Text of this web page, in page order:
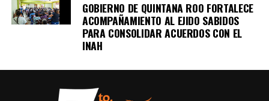
GOBIERNO DE QUINTANA ROO FORTALECE
ACOMPAÑAMIENTO AL EJIDO SABIDOS
PARA CONSOLIDAR ACUERDOS CON EL
INAH